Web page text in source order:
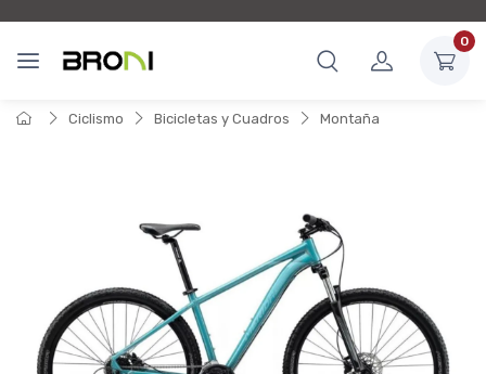
0
Ciclismo Bicicletas y Cuadros Montaña